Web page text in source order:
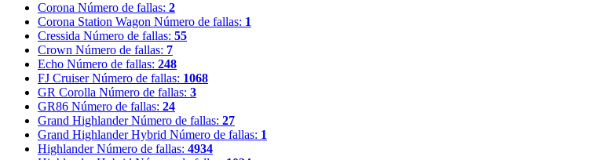
Corona Número de fallas: 2
Corona Station Wagon Número de fallas: 1
Cressida Número de fallas: 55
Crown Número de fallas: 7
Echo Número de fallas: 248
FJ Cruiser Número de fallas: 1068
GR Corolla Número de fallas: 3
GR86 Número de fallas: 24
Grand Highlander Número de fallas: 27
Grand Highlander Hybrid Número de fallas: 1
Highlander Número de fallas: 4934